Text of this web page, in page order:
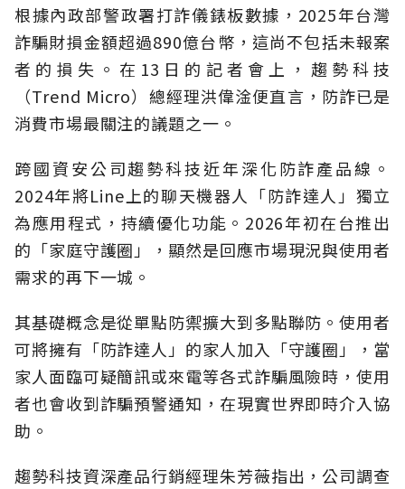
根據內政部警政署打詐儀錶板數據，2025年台灣
詐騙財損金額超過890億台幣，這尚不包括未報案
者的損失。在13日的記者會上，趨勢科技
（Trend Micro）總經理洪偉淦便直言，防詐已是
消費市場最關注的議題之一。
跨國資安公司趨勢科技近年深化防詐產品線。
2024年將Line上的聊天機器人「防詐達人」獨立
為應用程式，持續優化功能。2026年初在台推出
的「家庭守護圈」，顯然是回應市場現況與使用者
需求的再下一城。
其基礎概念是從單點防禦擴大到多點聯防。使用者
可將擁有「防詐達人」的家人加入「守護圈」，當
家人面臨可疑簡訊或來電等各式詐騙風險時，使用
者也會收到詐騙預警通知，在現實世界即時介入協
助。
趨勢科技資深產品行銷經理朱芳薇指出，公司調查